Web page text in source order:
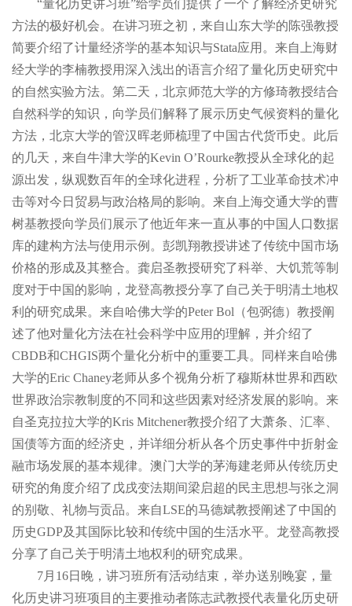
“量化历史讲习班”给学员们提供了一个了解经济史研究
方法的极好机会。在讲习班之初，来自山东大学的陈强教授
简要介绍了计量经济学的基本知识与Stata应用。来自上海财
经大学的李楠教授用深入浅出的语言介绍了量化历史研究中
的自然实验方法。第二天，北京师范大学的方修琦教授结合
自然科学的知识，向学员们解释了展示历史气候资料的量化
方法，北京大学的管汉晖老师梳理了中国古代货币史。此后
的几天，来自牛津大学的Kevin O’Rourke教授从全球化的起
源出发，纵观数百年的全球化进程，分析了工业革命技术冲
击等对今日贸易与政治格局的影响。来自上海交通大学的曹
树基教授向学员们展示了他近年来一直从事的中国人口数据
库的建构方法与使用示例。彭凯翔教授讲述了传统中国市场
价格的形成及其整合。龚启圣教授研究了科举、大饥荒等制
度对于中国的影响，龙登高教授分享了自己关于明清土地权
利的研究成果。来自哈佛大学的Peter Bol（包弼德）教授阐
述了他对量化方法在社会科学中应用的理解，并介绍了
CBDB和CHGIS两个量化分析中的重要工具。同样来自哈佛
大学的Eric Chaney老师从多个视角分析了穆斯林世界和西欧
世界政治宗教制度的不同和这些因素对经济发展的影响。来
自圣克拉拉大学的Kris Mitchener教授介绍了大萧条、汇率、
国债等方面的经济史，并详细分析从各个历史事件中折射金
融市场发展的基本规律。澳门大学的茅海建老师从传统历史
研究的角度介绍了戊戌变法期间梁启超的民主思想与张之洞
的别敬、礼物与贡品。来自LSE的马德斌教授阐述了中国的
历史GDP及其国际比较和传统中国的生活水平。龙登高教授
分享了自己关于明清土地权利的研究成果。
7月16日晚，讲习班所有活动结束，举办送别晚宴，量
化历史讲习班项目的主要推动者陈志武教授代表量化历史研